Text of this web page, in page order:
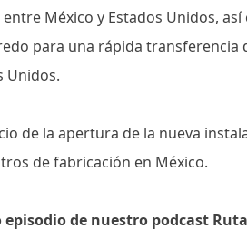
México y Estados Unidos,
para una rápida
Unidos.
de la apertura de la nueva
de fabricación en México.
de nuestro podcast